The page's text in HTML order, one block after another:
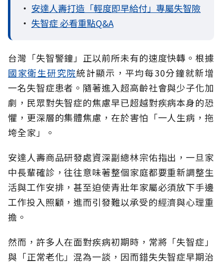
• 安達人壽打造「輕度即早給付」專屬失智險
• 失智症 必看重點Q&A
台灣「失智警鐘」正以前所未有的速度快轉。根據
國家衛生研究院統計顯示，平均每30分鐘就新增
一名失智症患者。隨著進入超高齡社會與少子化加
劇，民眾對失智症的焦慮早已超越對疾病本身的恐
懼，更深層的集體焦慮，在於害怕「一人生病，拖
垮全家」。
安達人壽商品研發處資深副總林宗佑指出，一旦家
中長輩確診，往往意味著整個家庭都要重新調整生
活與工作安排，甚至迫使青壯年家屬必須放下手邊
工作投入照顧，進而引發難以承受的經濟與心理重
擔。
然而，許多人在面對疾病初期時，常將「失智症」
與「正常老化」混為一談，因而錯失失智症早期治